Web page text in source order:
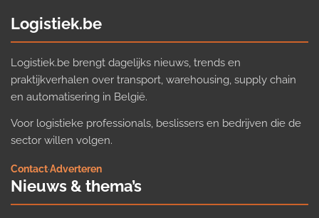
Logistiek.be
Logistiek.be brengt dagelijks nieuws, trends en
praktijkverhalen over transport, warehousing, supply chain
en automatisering in België.
Voor logistieke professionals, beslissers en bedrijven die de
sector willen volgen.
Contact·Adverteren
Nieuws & thema’s